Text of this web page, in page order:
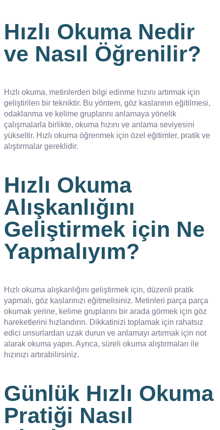
Hızlı Okuma Nedir
ve Nasıl Öğrenilir?
Hızlı okuma, metinlerden bilgi edinme hızını artırmak için
geliştirilen bir tekniktir. Bu yöntem, göz kaslarının eğitilmesi,
odaklanma ve kelime gruplarını anlamaya yönelik
çalışmalarla birlikte, okuma hızını ve anlama seviyesini
yükseltir. Hızlı okuma öğrenmek için özel eğitimler, pratik ve
alıştırmalar gereklidir.
Hızlı Okuma
Alışkanlığını
Geliştirmek için Ne
Yapmalıyım?
Hızlı okuma alışkanlığını geliştirmek için, düzenli pratik
yapmalı, göz kaslarınızı eğitmelisiniz. Metinleri parça parça
okumak yerine, kelime gruplarını bir arada görmek için göz
hareketlerini hızlandırın. Dikkatinizi toplamak için rahatsız
edici unsurlardan uzak durun ve anlamayı artırmak için not
alarak okuma yapın. Ayrıca, süreli okuma alıştırmaları ile
hızınızı artırabilirsiniz.
Günlük Hızlı Okuma
Pratiği Nasıl